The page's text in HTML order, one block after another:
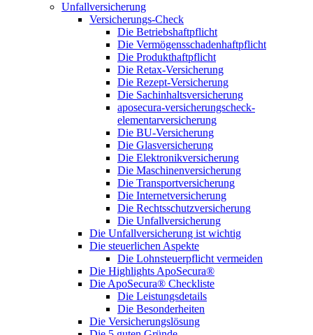
Unfallversicherung
Versicherungs-Check
Die Betriebshaftpflicht
Die Vermögensschadenhaftpflicht
Die Produkthaftpflicht
Die Retax-Versicherung
Die Rezept-Versicherung
Die Sachinhaltsversicherung
aposecura-versicherungscheck-
elementarversicherung
Die BU-Versicherung
Die Glasversicherung
Die Elektronikversicherung
Die Maschinenversicherung
Die Transportversicherung
Die Internetversicherung
Die Rechtsschutzversicherung
Die Unfallversicherung
Die Unfallversicherung ist wichtig
Die steuerlichen Aspekte
Die Lohnsteuerpflicht vermeiden
Die Highlights ApoSecura®
Die ApoSecura® Checkliste
Die Leistungsdetails
Die Besonderheiten
Die Versicherungslösung